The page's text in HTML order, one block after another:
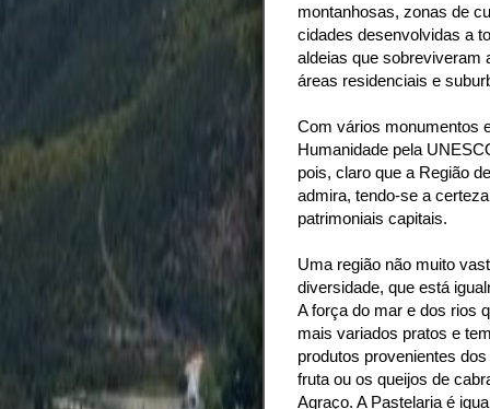
montanhosas, zonas de
cidades desenvolvidas a
aldeias que sobreviveram
áreas residenciais e
Com vários monumentos
Humanidade pela
pois, claro que a Região
admira, tendo-se a
patrimoniais capitais.
Uma região não muito
diversidade, que está
A força do mar e dos rios
mais variados pratos e
produtos provenientes
fruta ou os queijos de
Agraço. A Pastelaria é